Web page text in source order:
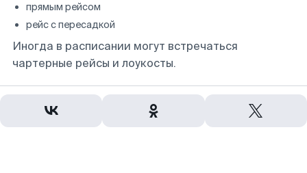
прямым рейсом
рейс с пересадкой
Иногда в расписании могут встречаться
чартерные рейсы и лоукосты.